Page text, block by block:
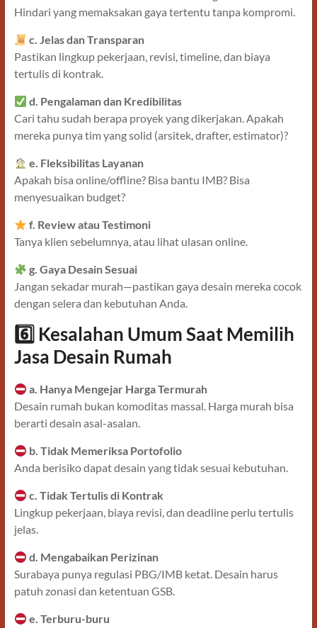
Hindari yang memaksakan gaya tertentu tanpa kompromi.
c. Jelas dan Transparan
Pastikan lingkup pekerjaan, revisi, timeline, dan biaya
tertulis di kontrak.
d. Pengalaman dan Kredibilitas
Cari tahu sudah berapa proyek yang dikerjakan. Apakah
mereka punya tim yang solid (arsitek, drafter, estimator)?
e. Fleksibilitas Layanan
Apakah bisa online/offline? Bisa bantu IMB? Bisa
menyesuaikan budget?
f. Review atau Testimoni
Tanya klien sebelumnya, atau lihat ulasan online.
g. Gaya Desain Sesuai
Jangan sekadar murah—pastikan gaya desain mereka cocok
dengan selera dan kebutuhan Anda.
6️Kesalahan Umum Saat Memilih
Jasa Desain Rumah
a. Hanya Mengejar Harga Termurah
Desain rumah bukan komoditas massal. Harga murah bisa
berarti desain asal-asalan.
b. Tidak Memeriksa Portofolio
Anda berisiko dapat desain yang tidak sesuai kebutuhan.
c. Tidak Tertulis di Kontrak
Lingkup pekerjaan, biaya revisi, dan deadline perlu tertulis
jelas.
d. Mengabaikan Perizinan
Surabaya punya regulasi PBG/IMB ketat. Desain harus
patuh zonasi dan ketentuan GSB.
e. Terburu-buru